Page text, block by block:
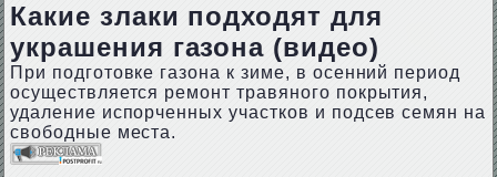
Какие злаки подходят для
украшения газона (видео)
При подготовке газона к зиме, в осенний период
осуществляется ремонт травяного покрытия,
удаление испорченных участков и подсев семян на
свободные места.